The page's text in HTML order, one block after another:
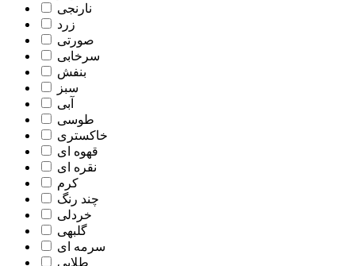
نارنجی
زرد
صورتی
سرخابی
بنفش
سبز
آبی
طوسی
خاکستری
قهوه ای
نقره ای
کرم
چند رنگ
خردلی
گلبهی
سرمه ای
طلایی